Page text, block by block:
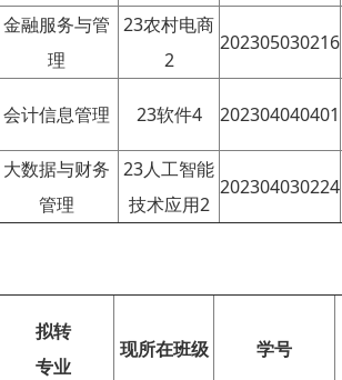
金融服务与管
理
23农村电商
2
202305030216
会计信息管理 23软件4 202304040401
大数据与财务
管理
23人工智能
技术应用2
202304030224
拟转
专业
现所在班级 学号